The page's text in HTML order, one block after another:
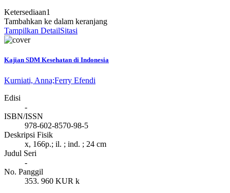
Ketersediaan1
Tambahkan ke dalam keranjang
Tampilkan DetailSitasi
Kajian SDM Kesehatan di Indonesia
Kurniati, Anna;Ferry Efendi
Edisi
-
ISBN/ISSN
978-602-8570-98-5
Deskripsi Fisik
x, 166p.; il. ; ind. ; 24 cm
Judul Seri
-
No. Panggil
353. 960 KUR k